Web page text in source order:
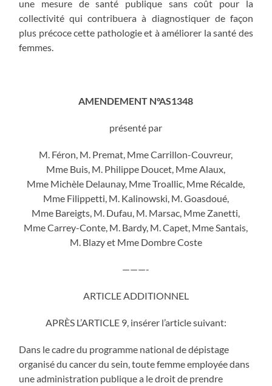
une mesure de santé publique sans coût pour la
collectivité qui contribuera à diagnostiquer de façon
plus précoce cette pathologie et à améliorer la santé des
femmes.
AMENDEMENT N°AS1348
présenté par
M. Féron, M. Premat, Mme Carrillon-Couvreur,
Mme Buis, M. Philippe Doucet, Mme Alaux,
Mme Michèle Delaunay, Mme Troallic, Mme Récalde,
Mme Filippetti, M. Kalinowski, M. Goasdoué,
Mme Bareigts, M. Dufau, M. Marsac, Mme Zanetti,
Mme Carrey-Conte, M. Bardy, M. Capet, Mme Santais,
M. Blazy et Mme Dombre Coste
———-
ARTICLE ADDITIONNEL
APRÈS L’ARTICLE 9, insérer l’article suivant:
Dans le cadre du programme national de dépistage
organisé du cancer du sein, toute femme employée dans
une administration publique a le droit de prendre